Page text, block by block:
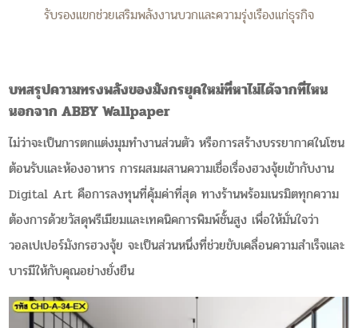
รับรองแขกช่วยเสริมพลังงานบวกและความรุ่งเรืองแก่ธุรกิจ
บทสรุปความทรงพลังของมังกรยุคใหม่ที่หาไม่ได้จากที่ไหน
นอกจาก ABBY Wallpaper
ไม่ว่าจะเป็นการตกแต่งมุมทำงานส่วนตัว หรือการสร้างบรรยากาศในโซน
ต้อนรับและห้องอาหาร การผสมผสานความเชื่อเรื่องฮวงจุ้ยเข้ากับงาน
Digital Art คือการลงทุนที่คุ้มค่าที่สุด ทางร้านพร้อมเนรมิตทุกความ
ต้องการด้วยวัสดุพรีเมียมและเทคนิคการพิมพ์ชั้นสูง เพื่อให้มั่นใจว่า
วอลเปเปอร์มังกรฮวงจุ้ย จะเป็นส่วนหนึ่งที่ช่วยขับเคลื่อนความสำเร็จและ
บารมีให้กับคุณอย่างยั่งยืน